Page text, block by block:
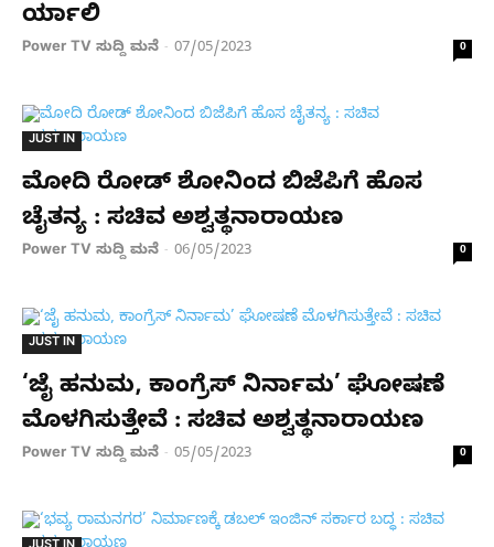
ರ್ಯಾಲಿ
Power TV ಸುದ್ದಿ ಮನೆ - 07/05/2023 0
JUST IN
ಮೋದಿ ರೋಡ್ ಶೋನಿಂದ ಬಿಜೆಪಿಗೆ ಹೊಸ
ಚೈತನ್ಯ : ಸಚಿವ ಅಶ್ವತ್ಥನಾರಾಯಣ
Power TV ಸುದ್ದಿ ಮನೆ - 06/05/2023 0
JUST IN
‘ಜೈ ಹನುಮ, ಕಾಂಗ್ರೆಸ್ ನಿರ್ನಾಮ’ ಘೋಷಣೆ
ಮೊಳಗಿಸುತ್ತೇವೆ : ಸಚಿವ ಅಶ್ವತ್ಥನಾರಾಯಣ
Power TV ಸುದ್ದಿ ಮನೆ - 05/05/2023 0